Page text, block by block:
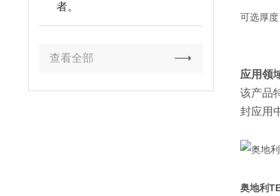
者。
查看全部
可选厚
应用领
该产品
封应用
奥地利